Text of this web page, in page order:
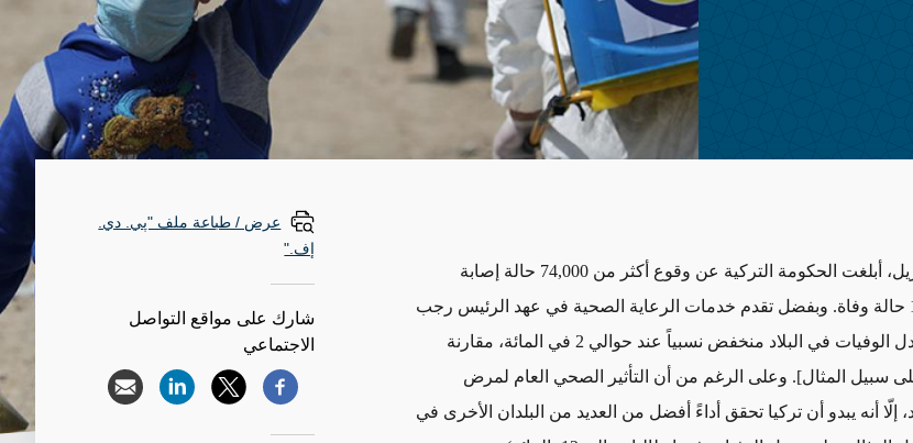
74,000 حالة إصابة
حالة وفاة. وبفضل تقدم خدمات الرعاية الصحية في عهد الرئيس رجب
طيب أردوغان، فإن معدل الوفيات في البلاد منخفض نسبياً عند حوالي 2 في المائة، مقارنة
سبيل المثال]. وعلى الرغم من أن التأثير الصحي العام لمرض
بعد، إلّا أنه يبدو أن تركيا تحقق أداءً أفضل من العديد من البلدان الأخرى في
عرض / طباعة ملف "پي. دي.
إف."
شارك على مواقع التواصل
الاجتماعي